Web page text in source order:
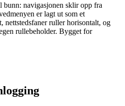
navigasjonen sklir opp fra
er lagt ut som et
nettstedsfaner ruller horisontalt, og
rullebeholder. Bygget for